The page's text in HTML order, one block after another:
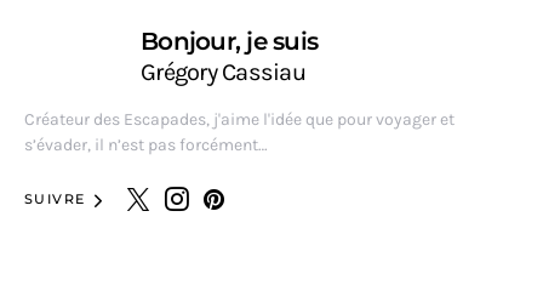
Bonjour, je suis
Grégory Cassiau
Créateur des Escapades, j'aime l'idée que pour voyager et
s’évader, il n’est pas forcément…
SUIVRE